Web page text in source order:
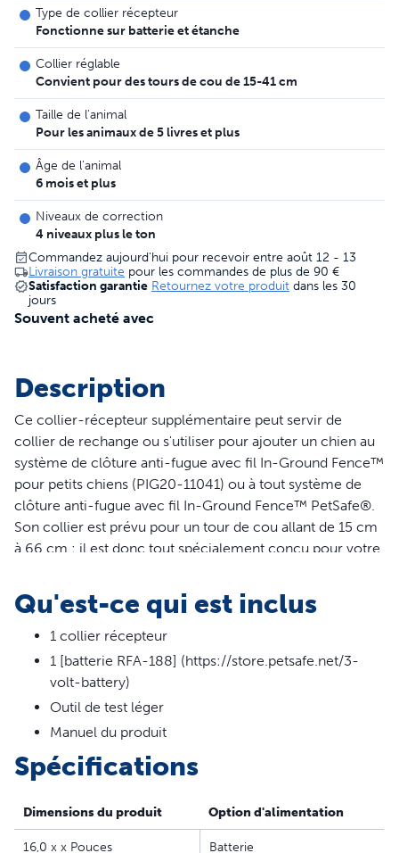
Type de collier récepteur
Fonctionne sur batterie et étanche
Collier réglable
Convient pour des tours de cou de 15-41 cm
Taille de l'animal
Pour les animaux de 5 livres et plus
Âge de l'animal
6 mois et plus
Niveaux de correction
4 niveaux plus le ton
Commandez aujourd'hui pour recevoir entre août 12 - 13
Livraison gratuite pour les commandes de plus de 90 €
Satisfaction garantie Retournez votre produit dans les 30
jours
Souvent acheté avec
Description
Ce collier-récepteur supplémentaire peut servir de
collier de rechange ou s'utiliser pour ajouter un chien au
système de clôture anti-fugue avec fil In-Ground Fence™
pour petits chiens (PIG20-11041) ou à tout système de
clôture anti-fugue avec fil In-Ground Fence™ PetSafe®.
Son collier est prévu pour un tour de cou allant de 15 cm
à 66 cm : il est donc tout spécialement conçu pour votre
conçu spécifiquement pour le confort. La sangle
réfléchissante sur le collier vous aide à retrouver votre
petit chien dans la nuit, donc les jeux à l’extérieur ne
s’arrêtent pas forcement au coucher du soleil!
Ce collier n’est pas un système complet et doit être
Caractéristiques
Qu'est-ce qui est inclus
1 collier récepteur
1 [batterie RFA-188] (https://store.petsafe.net/3-
volt-battery)
Outil de test léger
Manuel du produit
Spécifications
Dimensions du produit Option d'alimentation
16,0 x x Pouces Batterie